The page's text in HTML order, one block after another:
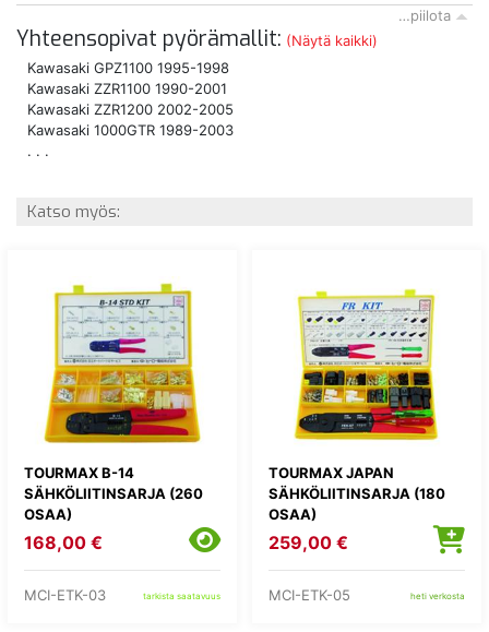
…piilota
Yhteensopivat pyörämallit: (Näytä kaikki)
Kawasaki GPZ1100 1995-1998
Kawasaki ZZR1100 1990-2001
Kawasaki ZZR1200 2002-2005
Kawasaki 1000GTR 1989-2003
. . .
Katso myös:
TOURMAX B-14
SÄHKÖLIITINSARJA (260
OSAA)
168,00 €
MCI-ETK-03 tarkista saatavuus
TOURMAX JAPAN
SÄHKÖLIITINSARJA (180
OSAA)
259,00 €
MCI-ETK-05 heti verkosta